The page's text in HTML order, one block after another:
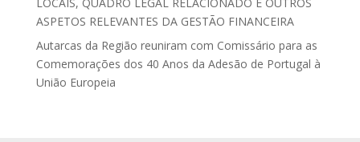
ASPETOS RELEVANTES DA GESTÃO FINANCEIRA
Autarcas da Região reuniram com Comissário para as
Comemorações dos 40 Anos da Adesão de Portugal à
União Europeia